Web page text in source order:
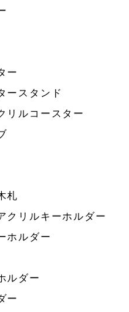
ー
ースタンド
リルコースター
札
クリルキーホルダー
ホルダー
ルダー
ー